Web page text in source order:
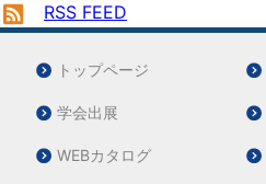
RSS FEED
トップページ
学会出展
WEBカタログ